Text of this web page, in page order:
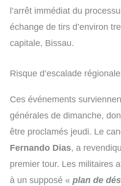
l’arrêt immédiat du
échange de tirs d’environ
capitale, Bissau.
Risque d’escalade régionale
Ces événements
générales de dimanche,
être proclamés jeudi. Le
Fernando Dias, a
premier tour. Les militaires
à un supposé « plan de